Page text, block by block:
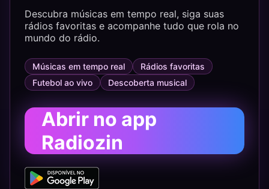
Descubra músicas em tempo real, siga suas
rádios favoritas e acompanhe tudo que rola no
mundo do rádio.
Músicas em tempo real
Rádios favoritas
Futebol ao vivo
Descoberta musical
Abrir no app
Radiozin